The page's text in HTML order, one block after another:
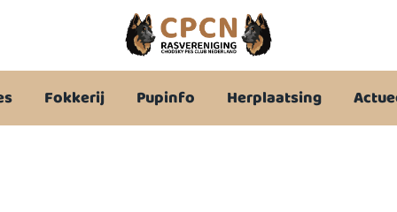
Fokkerij Pupinfo Herplaatsing